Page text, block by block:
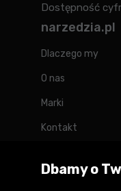
Dostępność
narzedzia.pl
Dlaczego my
O nas
Marki
Kontakt
Forum
Dbamy o